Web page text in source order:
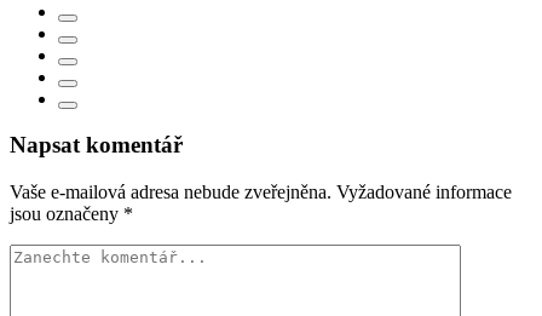
Napsat komentář
Vaše e-mailová adresa nebude zveřejněna. Vyžadované informace
jsou označeny *